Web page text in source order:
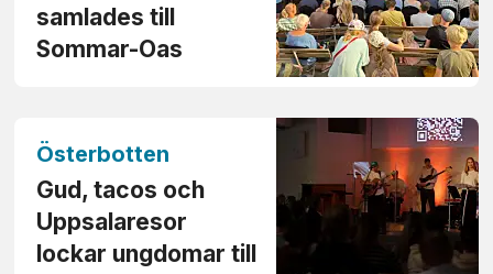
samlades till
Sommar-Oas
Österbotten
Gud, tacos och
Uppsala­resor
lockar ungdomar till